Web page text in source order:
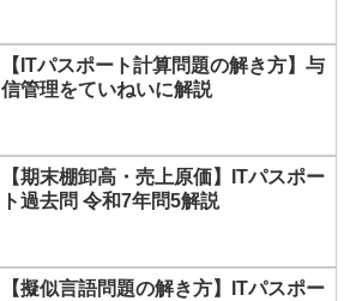
【ITパスポート計算問題の解き方】与
信管理をていねいに解説
【期末棚卸高・売上原価】ITパスポー
ト過去問 令和7年問5解説
【擬似言語問題の解き方】ITパスポー